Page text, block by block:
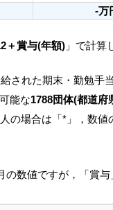
-万
＋賞与(年額) 」で計算
された期末・勤勉手
能な1788団体(都道府
の場合は「*」，数値
の数値ですが，「賞